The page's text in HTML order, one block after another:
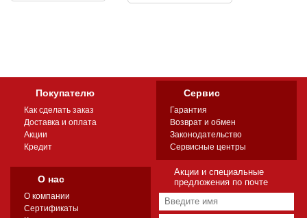
Покупателю
Как сделать заказ
Доставка и оплата
Акции
Кредит
Сервис
Гарантия
Возврат и обмен
Законодательство
Сервисные центры
О нас
О компании
Сертификаты
Акции и специальные
предложения по почте